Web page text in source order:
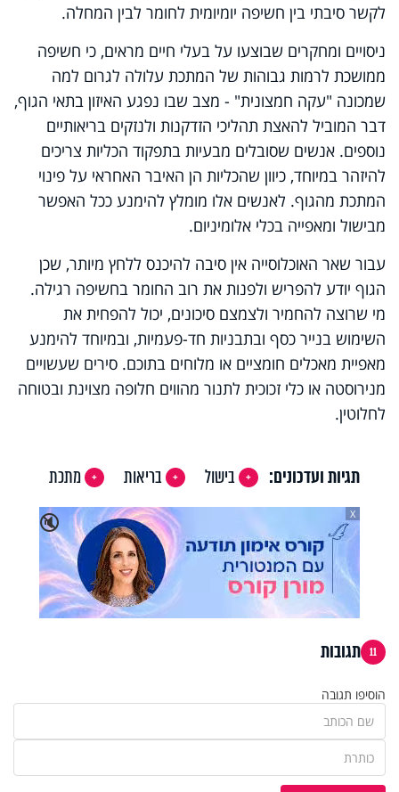
לקשר סיבתי בין חשיפה יומיומית לחומר לבין המחלה.
ניסויים ומחקרים שבוצעו על בעלי חיים מראים, כי חשיפה
ממושכת לרמות גבוהות של המתכת עלולה לגרום למה
שמכונה "עקה חמצונית" - מצב שבו נפגע האיזון בתאי הגוף,
דבר המוביל להאצת תהליכי הזדקנות ולנזקים בריאותיים
נוספים. אנשים שסובלים מבעיות בתפקוד הכליות צריכים
להיזהר במיוחד, כיוון שהכליות הן האיבר האחראי על פינוי
המתכת מהגוף. לאנשים אלו מומלץ להימנע ככל האפשר
מבישול ומאפייה בכלי אלומיניום.
עבור שאר האוכלוסייה אין סיבה להיכנס ללחץ מיותר, שכן
הגוף יודע להפריש ולפנות את רוב החומר בחשיפה רגילה.
מי שרוצה להחמיר ולצמצם סיכונים, יכול להפחית את
השימוש בנייר כסף ובתבניות חד-פעמיות, ובמיוחד להימנע
מאפיית מאכלים חומציים או מלוחים בתוכם. סירים שעשויים
מנירוסטה או כלי זכוכית לתנור מהווים חלופה מצוינת ובטוחה
לחלוטין.
תגיות ועדכונים: בישול בריאות
מתכת
🔇
X
11 תגובות
הוסיפו תגובה